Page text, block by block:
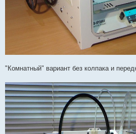
"Комнатный" вариант без колпака и